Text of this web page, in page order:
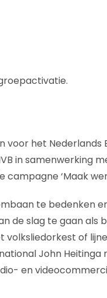
het Nederlands
in samenwerking
‘Maak
te bedenken
de slag te gaan als
volksliedorkest of
John Heitinga
en